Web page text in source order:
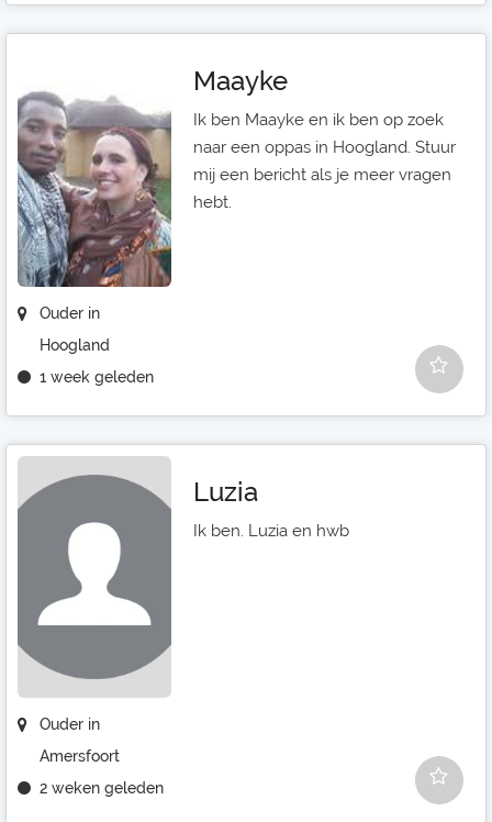
Ouder in
Hoogland
1 week geleden
Maayke
Ik ben Maayke en ik ben op zoek
naar een oppas in Hoogland. Stuur
mij een bericht als je meer vragen
hebt.
Ouder in
Amersfoort
2 weken geleden
Luzia
Ik ben. Luzia en hwb